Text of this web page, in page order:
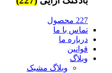
227 محصول
تماس با ما
درباره ما
قوانین
وبلاگ
وبلاگ مشبک